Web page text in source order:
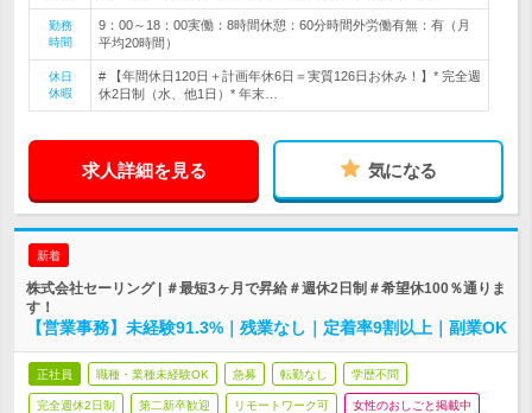
勤務
時間
9：00～18：00実働：8時間休憩：60分時間外労働有無：有（月
平均20時間）
休日
休暇
# 【年間休日120日＋計画年休6日＝実質126日お休み！】* 完全週
休2日制（水、他1日）* 年末…
求人詳細を見る 気になる
新着
株式会社セーリング | ＃最短3ヶ月で昇給＃週休2日制＃希望休100％通りま
す！
【営業事務】未経験91.3%｜残業なし｜定着率9割以上｜副業OK
正社員 職種・業種未経験OK 急募 転勤なし 学歴不問
完全週休2日制 第二新卒歓迎 リモートワーク可 女性のおしごと掲載中